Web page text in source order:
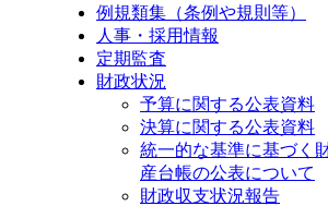
例規類集（条例や規則等）
人事・採用情報
定期監査
財政状況
予算に関する公表資料
決算に関する公表資料
統一的な基準に基づく
産台帳の公表について
財政収支状況報告